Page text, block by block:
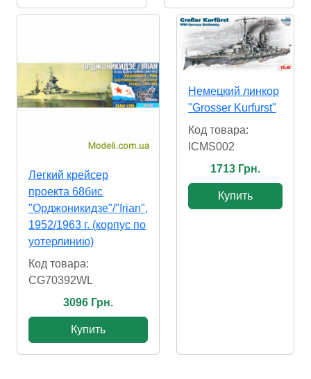
Легкий крейсер
проекта 68бис
"Орджоникидзе"/"Irian",
1952/1963 г. (корпус по
уотерлинию)
Код товара:
CG70392WL
3096 Грн.
Купить
Немецкий линкор
"Grosser Kurfurst"
Код товара:
ICMS002
1713 Грн.
Купить